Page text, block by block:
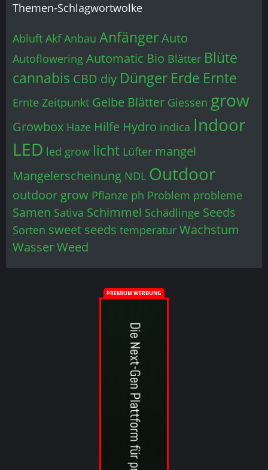
Themen-Schlagwortwolke
Abluft Akf Anbau AnfängerAuto
Autoflowering Automatic Bio Blätter Blüte
cannabis CBD diy Dünger Erde Ernte
Ernte Zeitpunkt Gelbe Blätter Giessen grow
Growbox Haze Hilfe Hydro indica Indoor
LED led grow licht Lüfter mangel
Mangelerscheinung NDL Outdoor
outdoor grow Pflanze ph Problem probleme
Samen Sativa Schimmel Schädlinge Seeds
Sorten sweet seeds temperatur Wachstum
WasserWeed
PREMIUM WERBUNG